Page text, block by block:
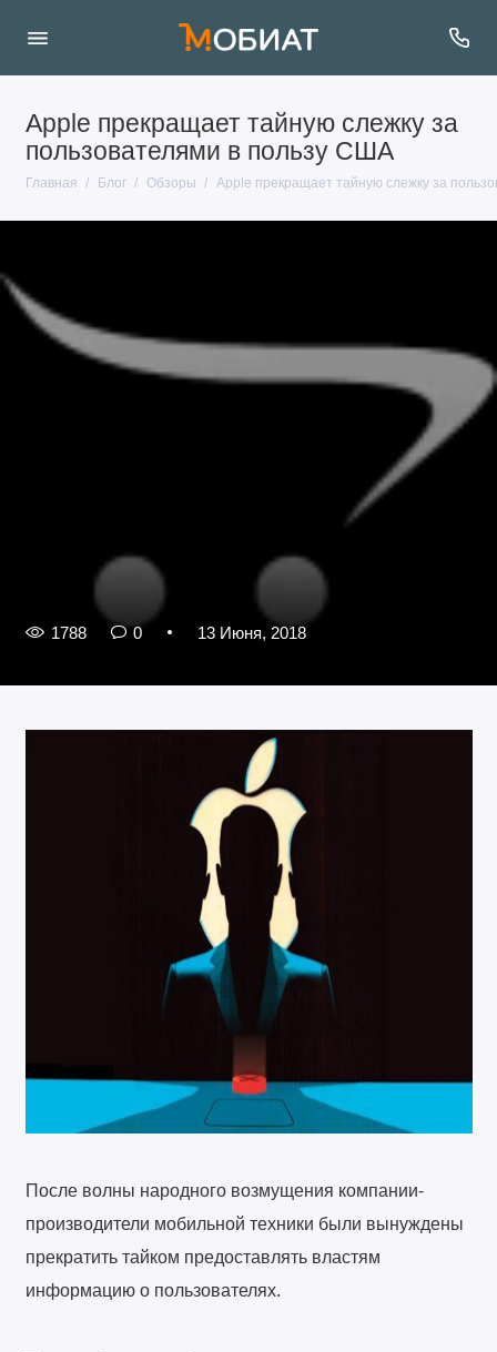
Apple прекращает тайную слежку за
пользователями в пользу США
Главная Блог Обзоры Apple прекращает тайную слежку за
1788 0 13 Июня, 2018
После волны народного возмущения компании-
производители мобильной техники были вынуждены
прекратить тайком предоставлять властям
информацию о пользователях.